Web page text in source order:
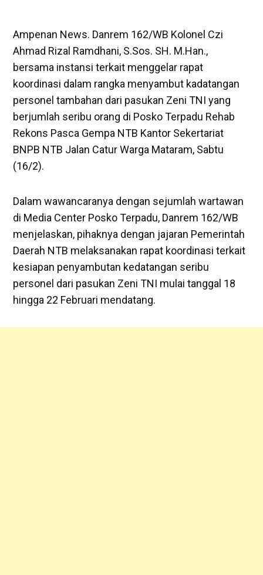
Ampenan News. Danrem 162/WB Kolonel Czi
Ahmad Rizal Ramdhani, S.Sos. SH. M.Han.,
bersama instansi terkait menggelar rapat
koordinasi dalam rangka menyambut kadatangan
personel tambahan dari pasukan Zeni TNI yang
berjumlah seribu orang di Posko Terpadu Rehab
Rekons Pasca Gempa NTB Kantor Sekertariat
BNPB NTB Jalan Catur Warga Mataram, Sabtu
(16/2).
Dalam wawancaranya dengan sejumlah wartawan
di Media Center Posko Terpadu, Danrem 162/WB
menjelaskan, pihaknya dengan jajaran Pemerintah
Daerah NTB melaksanakan rapat koordinasi terkait
kesiapan penyambutan kedatangan seribu
personel dari pasukan Zeni TNI mulai tanggal 18
hingga 22 Februari mendatang.